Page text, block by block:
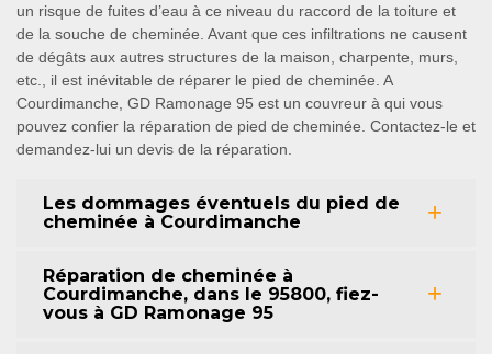
un risque de fuites d’eau à ce niveau du raccord de la toiture et
de la souche de cheminée. Avant que ces infiltrations ne causent
de dégâts aux autres structures de la maison, charpente, murs,
etc., il est inévitable de réparer le pied de cheminée. A
Courdimanche, GD Ramonage 95 est un couvreur à qui vous
pouvez confier la réparation de pied de cheminée. Contactez-le et
demandez-lui un devis de la réparation.
Les dommages éventuels du pied de
cheminée à Courdimanche
Réparation de cheminée à
Courdimanche, dans le 95800, fiez-
vous à GD Ramonage 95